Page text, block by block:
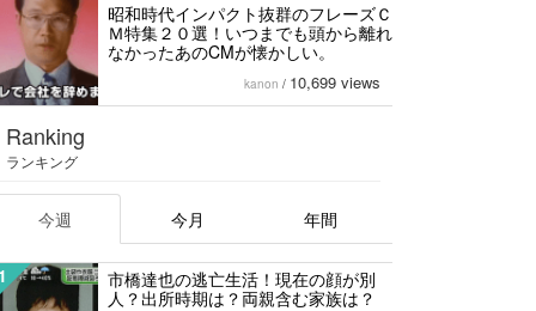
昭和時代インパクト抜群のフレーズＣ
Ｍ特集２０選！いつまでも頭から離れ
なかったあのCMが懐かしい。
kanon / 10,699 views
Ranking
ランキング
今週 今月 年間
市橋達也の逃亡生活！現在の顔が別
人？出所時期は？両親含む家族は？